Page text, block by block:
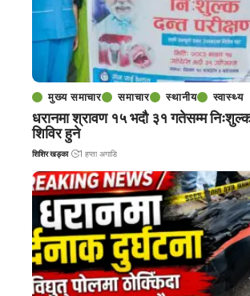
मुख्य समाचार समाचार स्थानीय स्वास्थ्य
धरानमा श्रावण १५ भदौ ३१ गतेसम्म
शिविर हुने
शिशिर खड्का 1 हप्ता अगाडि